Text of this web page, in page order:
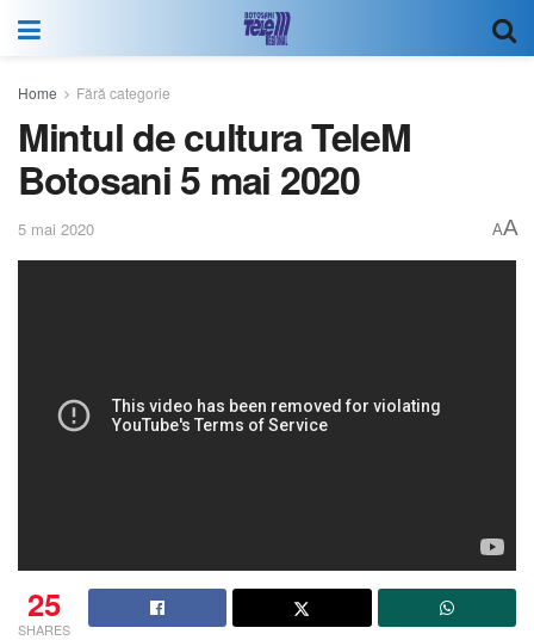
Home Fără categorie
Mintul de cultura TeleM
Botosani 5 mai 2020
5 mai 2020 AA
25
SHARES